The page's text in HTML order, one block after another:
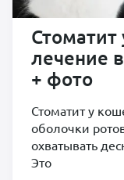
лечение
+ фото
Стоматит у
оболочки
охватывать
Это